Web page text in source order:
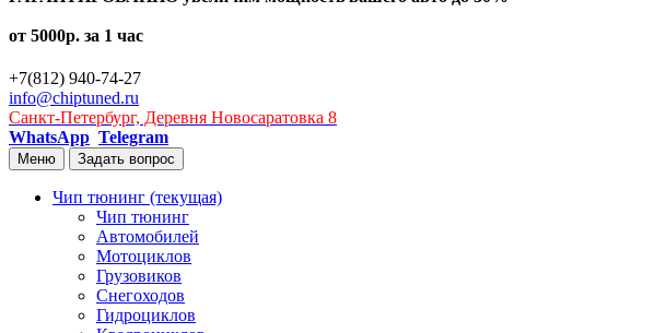
от 5000р. за 1 час
+7(812) 940-74-27
info@chiptuned.ru
Санкт-Петербург, Деревня Новосаратовка 8
WhatsApp Telegram
Меню Задать вопрос
Чип тюнинг (текущая)
Чип тюнинг
Автомобилей
Мотоциклов
Грузовиков
Снегоходов
Гидроциклов